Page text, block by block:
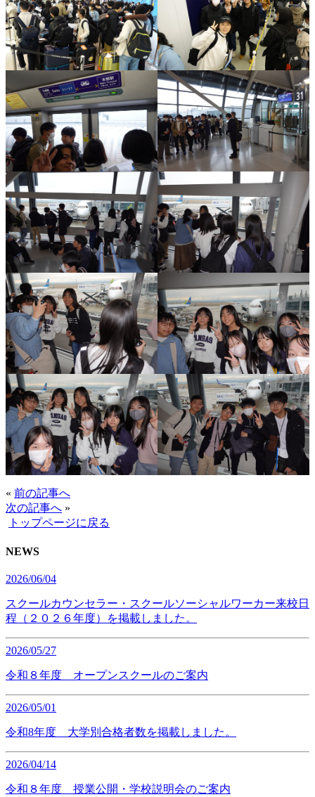
« 前の記事へ
次の記事へ »
トップページに戻る
NEWS
2026/06/04
スクールカウンセラー・スクールソーシャルワーカー来校日
程（２０２６年度）を掲載しました。
2026/05/27
令和８年度 オープンスクールのご案内
2026/05/01
令和8年度 大学別合格者数を掲載しました。
2026/04/14
令和８年度 授業公開・学校説明会のご案内